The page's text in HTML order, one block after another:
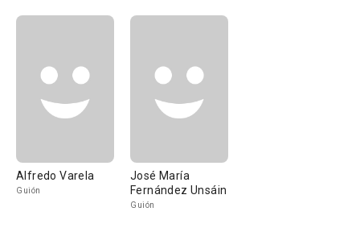
Alfredo Varela
Guión
José María
Fernández Unsáin
Guión